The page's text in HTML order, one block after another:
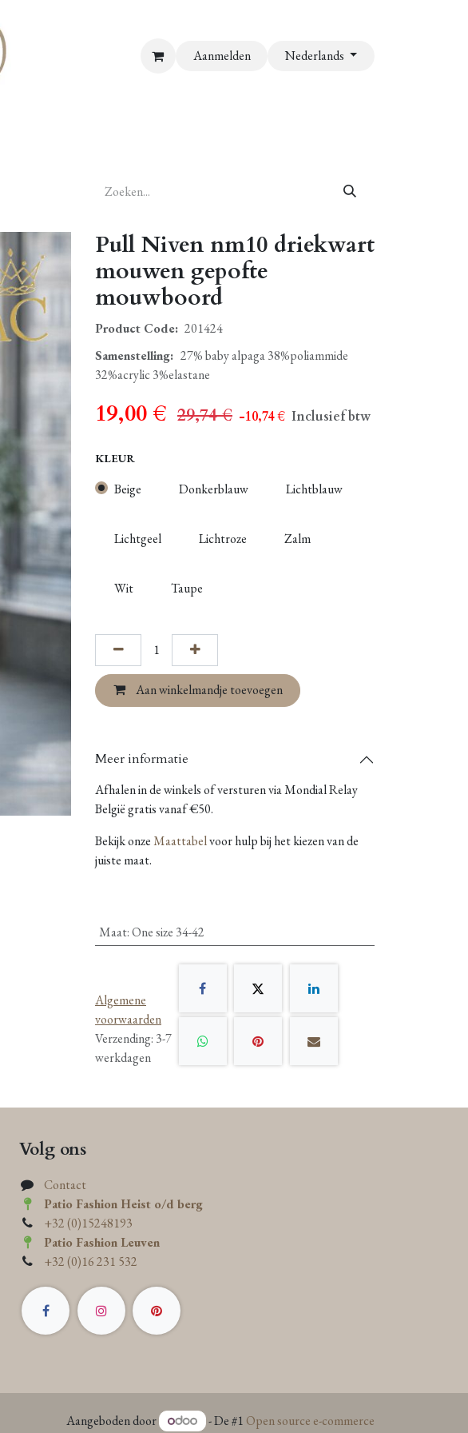
Aanmelden Nederlands
Pull Niven nm10 driekwart
mouwen gepofte
mouwboord
Product Code: 201424
Samenstelling: 27% baby alpaga 38%poliammide
32%acrylic 3%elastane
19,00 € 29,74€ - 10,74€ Inclusief btw
KLEUR
Beige Donkerblauw Lichtblauw
Lichtgeel Lichtroze Zalm
Wit Taupe
Aan winkelmandje toevoegen
Meer informatie
Afhalen in de winkels of versturen via Mondial Relay
België gratis vanaf €50.
Bekijk onzeMaattabelvoor hulp bij het kiezen van de
juiste maat.
Maat:One size 34-42
Algemene
voorwaarden
Verzending: 3-7
werkdagen
Volg ons
Contact
Patio Fashion Heist o/d berg
+32 (0)15248193
Patio Fashion Leuven
+32 (0)16 231 532
Aangeboden door - De #1 Open source e-commerce